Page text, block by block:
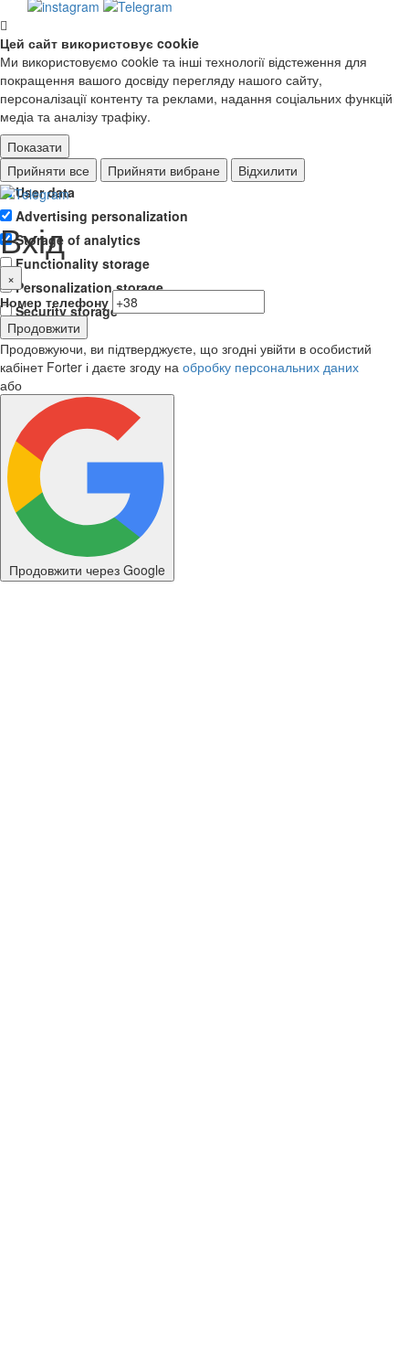
Цей сайт використовує cookie
Ми використовуємо cookie та інші технології відстеження для
покращення вашого досвіду перегляду нашого сайту,
персоналізації контенту та реклами, надання соціальних функцій
медіа та аналізу трафіку.
Показати
Ad storage
User data
Advertising personalization
Storage of analytics
Functionality storage
Personalization storage
Security storage
Прийняти все Прийняти вибране Відхилити
Вхід
×
Номер телефону
Продовжити
Продовжуючи, ви підтверджуєте, що згодні увійти в особистий
кабінет Forter і даєте згоду на обробку персональних даних
або
Продовжити через Google